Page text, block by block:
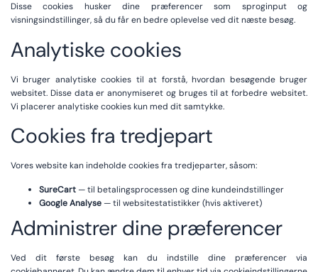
Disse cookies husker dine præferencer som sproginput og
visningsindstillinger, så du får en bedre oplevelse ved dit næste besøg.
Analytiske cookies
Vi bruger analytiske cookies til at forstå, hvordan besøgende bruger
websitet. Disse data er anonymiseret og bruges til at forbedre websitet.
Vi placerer analytiske cookies kun med dit samtykke.
Cookies fra tredjepart
Vores website kan indeholde cookies fra tredjeparter, såsom:
SureCart— til betalingsprocessen og dine kundeindstillinger
Google Analyse— til websitestatistikker (hvis aktiveret)
Administrer dine præferencer
Ved dit første besøg kan du indstille dine præferencer via